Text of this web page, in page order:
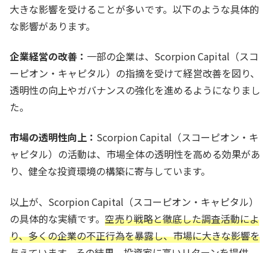
大きな影響を受けることが多いです。以下のような具体的
な影響があります。
企業経営の改善： 一部の企業は、Scorpion Capital（スコ
ーピオン・キャピタル）の指摘を受けて経営改善を図り、
透明性の向上やガバナンスの強化を進めるようになりまし
た。
市場の透明性向上： Scorpion Capital（スコーピオン・キ
ャピタル）の活動は、市場全体の透明性を高める効果があ
り、健全な投資環境の構築に寄与しています。
以上が、Scorpion Capital（スコーピオン・キャピタル）
の具体的な実績です。 空売り戦略と徹底した調査活動によ
り、多くの企業の不正行為を暴露し、市場に大きな影響を